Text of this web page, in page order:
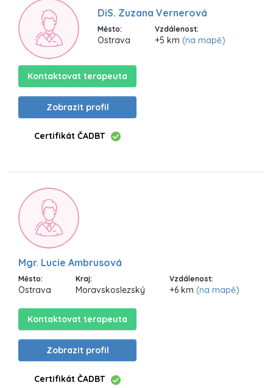
DiS. Zuzana Vernerová
Město:
Ostrava
Vzdálenost:
+5 km (na mapě)
Kontaktovat terapeuta
Zobrazit profil
Certifikát ČADBT
Mgr. Lucie Ambrusová
Město:
Ostrava
Kraj:
Moravskoslezský
Vzdálenost:
+6 km (na mapě)
Kontaktovat terapeuta
Zobrazit profil
Certifikát ČADBT